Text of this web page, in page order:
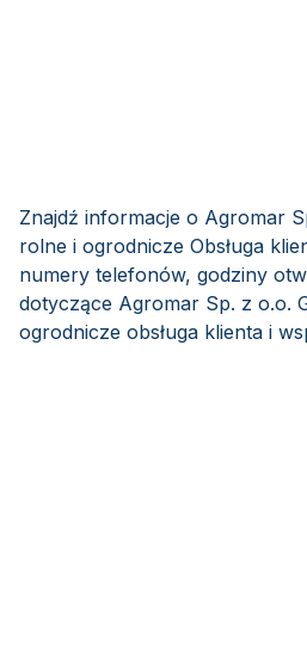
Znajdź informacje o Agromar
rolne i ogrodnicze Obsługa
numery telefonów, godziny
dotyczące Agromar Sp. z o.o.
ogrodnicze obsługa klienta i